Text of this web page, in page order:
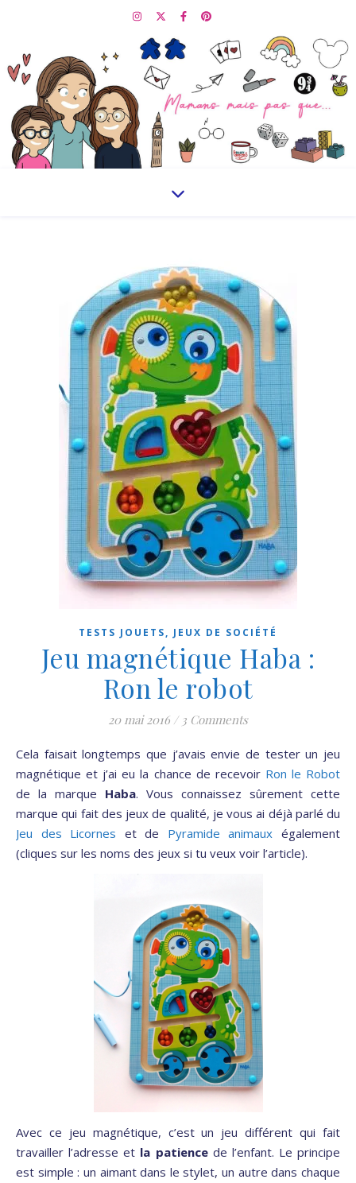
TESTS JOUETS, JEUX DE SOCIÉTÉ
Jeu magnétique Haba :
Ron le robot
20 mai 2016 / 3 Comments
Cela faisait longtemps que j’avais envie de tester un jeu
magnétique et j’ai eu la chance de recevoir Ron le Robot
de la marque Haba. Vous connaissez sûrement cette
marque qui fait des jeux de qualité, je vous ai déjà parlé du
Jeu des Licornes et de Pyramide animaux également
(cliques sur les noms des jeux si tu veux voir l’article).
Avec ce jeu magnétique, c’est un jeu différent qui fait
travailler l’adresse et la patiencede l’enfant. Le principe
est simple : un aimant dans le stylet, un autre dans chaque